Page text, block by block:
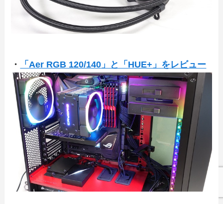
・ 「Aer RGB 120/140」と「HUE+」をレビュー